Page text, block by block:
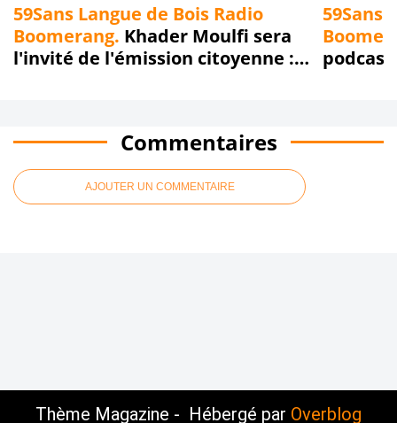
59Sans Langue de Bois Radio
Boomerang. Khader Moulfi sera
l'invité de l'émission citoyenne :
!!!
59Sans
Commentaires
AJOUTER UN COMMENTAIRE
Thème Magazine - Hébergé par Overblog